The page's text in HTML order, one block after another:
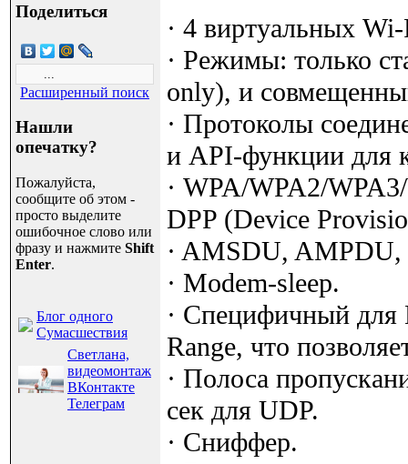
Поделиться
Расширенный поиск
Нашли
опечатку?
Пожалуйста,
сообщите об этом -
просто выделите
ошибочное слово или
фразу и нажмите Shift
Enter.
Блог одного
Сумасшествия
Светлана,
видеомонтаж
ВКонтакте
Телеграм
· 4 виртуальных
· Режимы: только
only), и
· Протоколы
и API-функции для
· WPA/WPA2/
DPP (Device
· AMSDU,
· Modem-sleep.
· Специфичный для
Range, что
· Полоса
сек для UDP.
· Сниффер.